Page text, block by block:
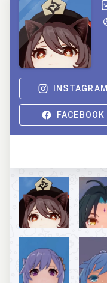
INSTAGRAM
FACEBOOK